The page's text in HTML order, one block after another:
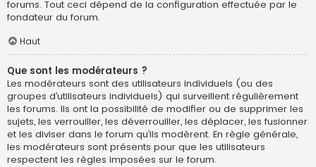
forums. Tout ceci dépend de la configuration effectuée par le
fondateur du forum.
Haut
Que sont les modérateurs ?
Les modérateurs sont des utilisateurs individuels (ou des
groupes d’utilisateurs individuels) qui surveillent régulièrement
les forums. Ils ont la possibilité de modifier ou de supprimer les
sujets, les verrouiller, les déverrouiller, les déplacer, les fusionner
et les diviser dans le forum qu’ils modèrent. En règle générale,
les modérateurs sont présents pour que les utilisateurs
respectent les règles imposées sur le forum.